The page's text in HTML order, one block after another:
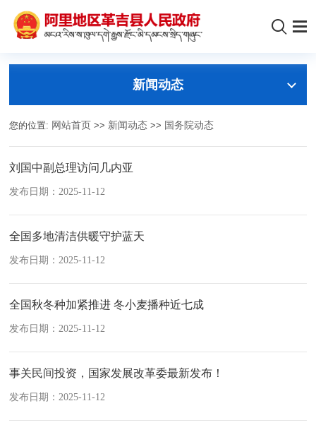
新闻动态
您的位置: 网站首页 >> 新闻动态 >> 国务院动态
刘国中副总理访问几内亚
发布日期：2025-11-12
全国多地清洁供暖守护蓝天
发布日期：2025-11-12
全国秋冬种加紧推进 冬小麦播种近七成
发布日期：2025-11-12
事关民间投资，国家发展改革委最新发布！
发布日期：2025-11-12